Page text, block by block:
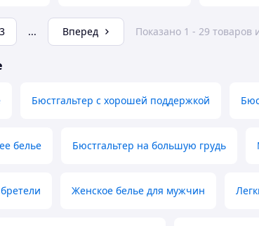
3 ... Вперед Показано 1 - 29 товаров
Бюстгальтер с хорошей поддержкой
белье Бюстгальтер на большую грудь
Женское белье для мужчин